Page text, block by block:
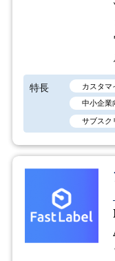
特長 カスタマ
中小企業
サブスク